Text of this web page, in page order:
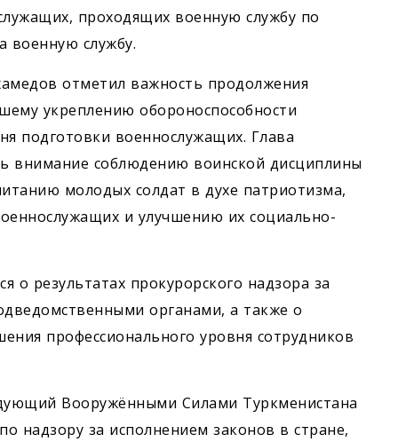
проходящих военную службу по
военную службу.
отметил важность продолжения
укреп­лению обороноспособности
подготовки военнослужащих. Глава
внимание соблюдению воинской дисциплины
молодых солдат в духе патриотизма,
и улучшению их социально-
о результатах прокурорского надзора за
органами, а также о
профессионального уровня сотрудников
Вооружёнными Силами Туркменистана
надзору за исполнением законов в стране,